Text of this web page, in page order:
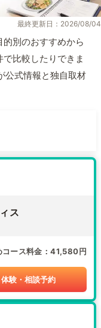
最終更新日：2026/08/04
別のおすすめから
比較したりできま
公式情報と独自取材
ス
コース料金 41,580円
体験・相談予約